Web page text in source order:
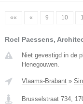
«« « 9 10
Roel Paessens,
Niet gevestigd in de
Henegouwen.
Vlaams-Brabant »
Brusselstraat 734,